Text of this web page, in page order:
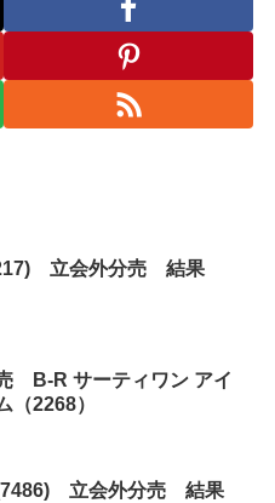
立会外分売 結果
B-R サーティワン アイ
（2268）
立会外分売 結果